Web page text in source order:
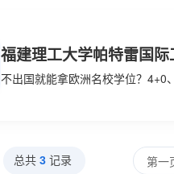
福建理工大学帕特雷国
总共 3 记录 第一